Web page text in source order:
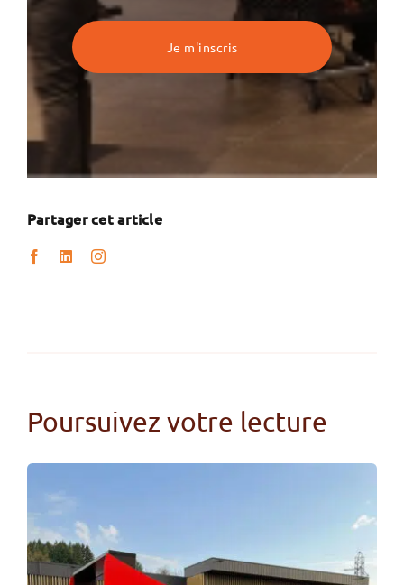
Partager cet article
Poursuivez votre lecture